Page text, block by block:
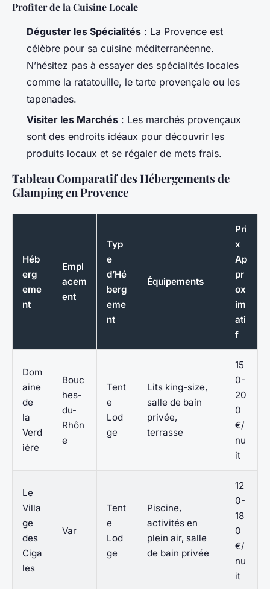
Profiter de la Cuisine Locale
Déguster les Spécialités : La Provence est
célèbre pour sa cuisine méditerranéenne.
N’hésitez pas à essayer des spécialités locales
comme la ratatouille, le tarte provençale ou les
tapenades.
Visiter les Marchés : Les marchés provençaux
sont des endroits idéaux pour découvrir les
produits locaux et se régaler de mets frais.
Tableau Comparatif des Hébergements de
Glamping en Provence
Héb
erg
eme
nt
Empl
acem
ent
Typ
e
d’Hé
berg
eme
nt
Équipements
Pri
x
Ap
pr
ox
im
ati
f
Dom
aine
de
la
Verd
ière
Bouc
hes-
du-
Rhôn
e
Tent
e
Lod
ge
Lits king-size,
salle de bain
privée,
terrasse
15
0-
20
0
€/
nu
it
Le
Villa
ge
des
Ciga
les
Var
Tent
e
Lod
ge
Piscine,
activités en
plein air, salle
de bain privée
12
0-
18
0
€/
nu
it